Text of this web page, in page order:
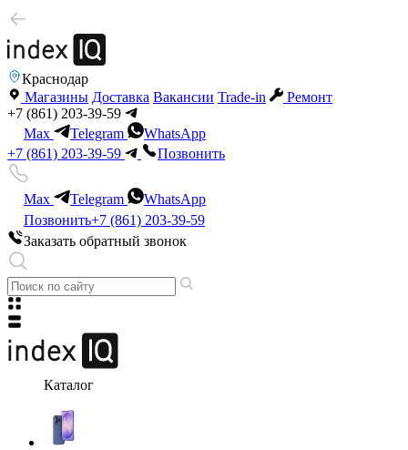
Краснодар
Магазины Доставка Вакансии Trade-in
Ремонт
+7 (861) 203-39-59
Max
Telegram
WhatsApp
+7 (861) 203-39-59
Позвонить
Max Telegram
WhatsApp
Позвонить+7 (861) 203-39-59
Заказать обратный звонок
Каталог